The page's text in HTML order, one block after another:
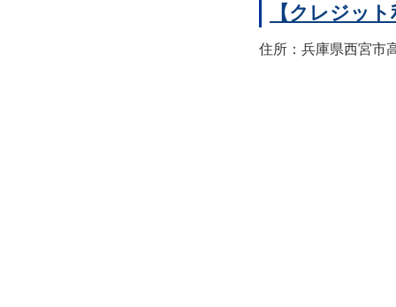
【クレジッ
住所：兵庫県西宮市